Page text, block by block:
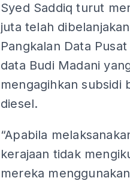
Syed Saddiq turut
juta telah
Pangkalan Data
data Budi Madani
mengagihkan subsidi
diesel.
“Apabila
kerajaan tidak
mereka